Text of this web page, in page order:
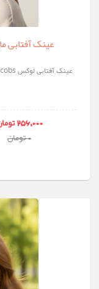
عینک آفتابی
256,000 تومان
0 تومان